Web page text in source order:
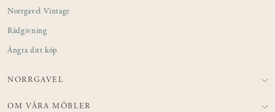
Norrgavel Vintage
Rådgivning
Ångra ditt köp
NORRGAVEL
OM VÅRA MÖBLER